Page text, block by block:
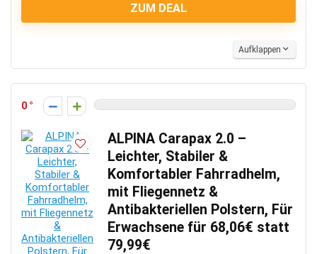
ZUM DEAL
Aufklappen
0
ALPINA Carapax 2.0 –
Leichter, Stabiler &
Komfortabler Fahrradhelm,
mit Fliegennetz &
Antibakteriellen Polstern, Für
Erwachsene für 68,06€ statt
79,99€